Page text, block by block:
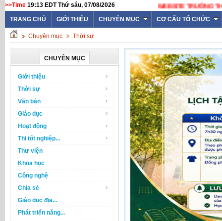
>>Time 19:13 EDT Thứ sáu, 07/08/2026
TRANG CHỦ GIỚI THIỆU CHUYÊN MỤC CƠ CẤU TỔ CHỨC
Chuyên mục Thời sự
CHUYÊN MỤC
Giới thiệu
Thời sự
Văn bản
Giáo dục
Hoạt động
Thi tốt nghiệp...
Thư viện
Khoa học
Công nghệ
Chia sẻ
Giáo dục địa...
Phát triển năng...